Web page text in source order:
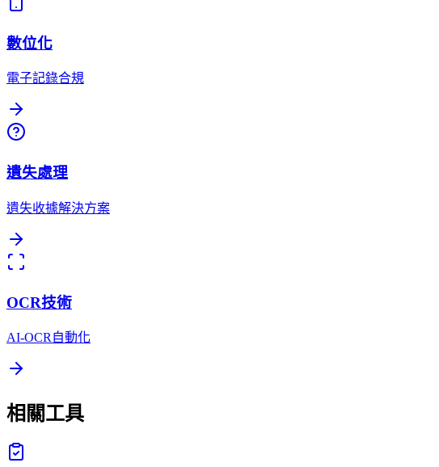
數位化
電子記錄合規
遺失處理
遺失收據解決方案
OCR技術
AI-OCR自動化
相關工具